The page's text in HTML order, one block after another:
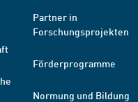
Partner in
Forschungsprojekten
Förderprogramme
Normung und Bildung